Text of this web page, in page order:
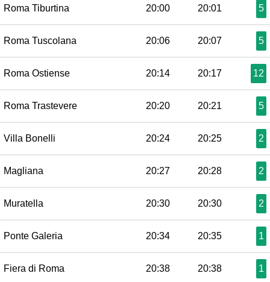
Roma Tiburtina 20:00 20:01 5
Roma Tuscolana 20:06 20:07 5
Roma Ostiense 20:14 20:17 12
Roma Trastevere 20:20 20:21 5
Villa Bonelli 20:24 20:25 2
Magliana 20:27 20:28 2
Muratella 20:30 20:30 2
Ponte Galeria 20:34 20:35 1
Fiera di Roma 20:38 20:38 1